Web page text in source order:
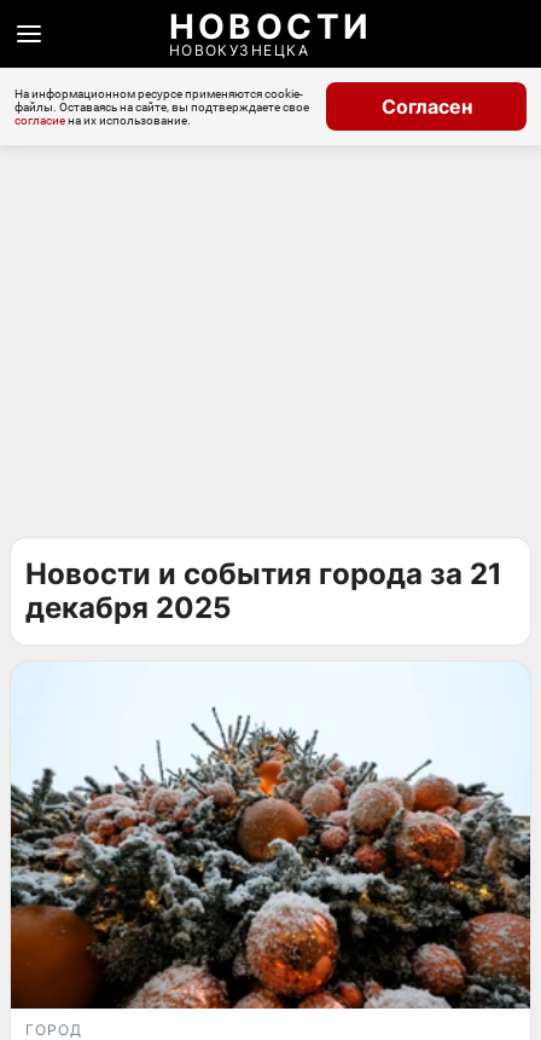
НОВОСТИ
НОВОКУЗНЕЦКА
На информационном ресурсе применяются cookie-
файлы. Оставаясь на сайте, вы подтверждаете свое
согласиена их использование.
Согласен
Новости и события города за 21
декабря 2025
ГОРОД